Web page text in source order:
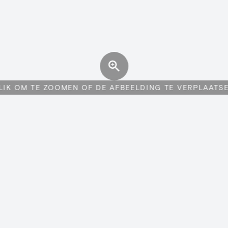
OM TE ZOOMEN OF DE AFBEELDING TE